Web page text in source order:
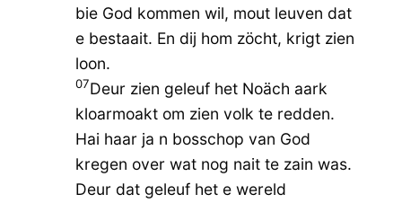
bie God kommen wil, mout leuven dat
e bestaait. En dij hom zöcht, krigt zien
loon.
07Deur zien geleuf het Noäch aark
kloarmoakt om zien volk te redden.
Hai haar ja n bosschop van God
kregen over wat nog nait te zain was.
Deur dat geleuf het e wereld